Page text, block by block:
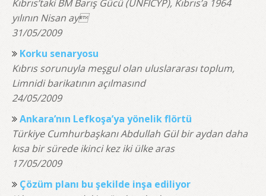
Kıbrıs’taki BM Barış Gücü (UNFICYP), Kıbrıs’a 1964
yılının Nisan ay
31/05/2009
Korku senaryosu
Kıbrıs sorunuyla meşgul olan uluslararası toplum,
Limnidi barikatının açılmasınd
24/05/2009
Ankara’nın Lefkoşa’ya yönelik flörtü
Türkiye Cumhurbaşkanı Abdullah Gül bir aydan daha
kısa bir sürede ikinci kez iki ülke aras
17/05/2009
Çözüm planı bu şekilde inşa ediliyor